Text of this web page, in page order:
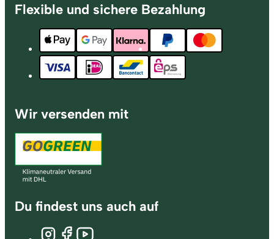
Flexible und sichere Bezahlung
Wir versenden mit
Du findest uns auch auf